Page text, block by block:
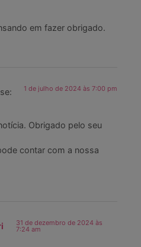
em fazer obrigado.
1 de julho de 2024 às 7:00 pm
Obrigado pelo seu
contar com a nossa
31 de dezembro de 2024 às
7:24 am